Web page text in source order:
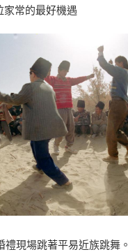
常的最好機遇
禮現場跳著平易近族跳舞。